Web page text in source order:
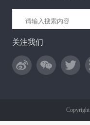
关注我们
Copyright